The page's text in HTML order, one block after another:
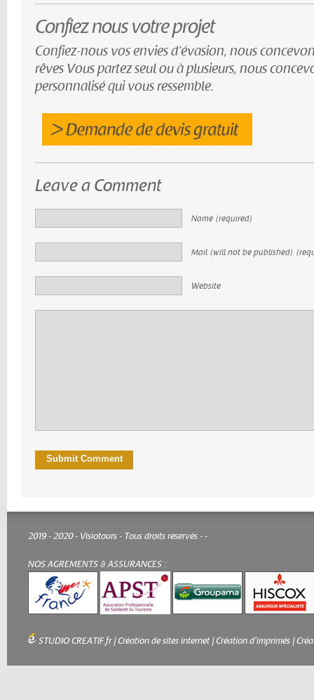
Confiez nous votre projet
Confiez-nous vos envies d’évasion, nous
rêves Vous partez seul ou à plusieurs, nous
personnalisé qui vous ressemble.
Leave a Comment
Name (required)
Mail (will not be published)
Website
2019 - 2020 - Visiotours - Tous droits reservés - -
NOS AGREMENTS & ASSURANCES :
STUDIO CREATIF.fr|Création de sites internet |Création d'imprimés |